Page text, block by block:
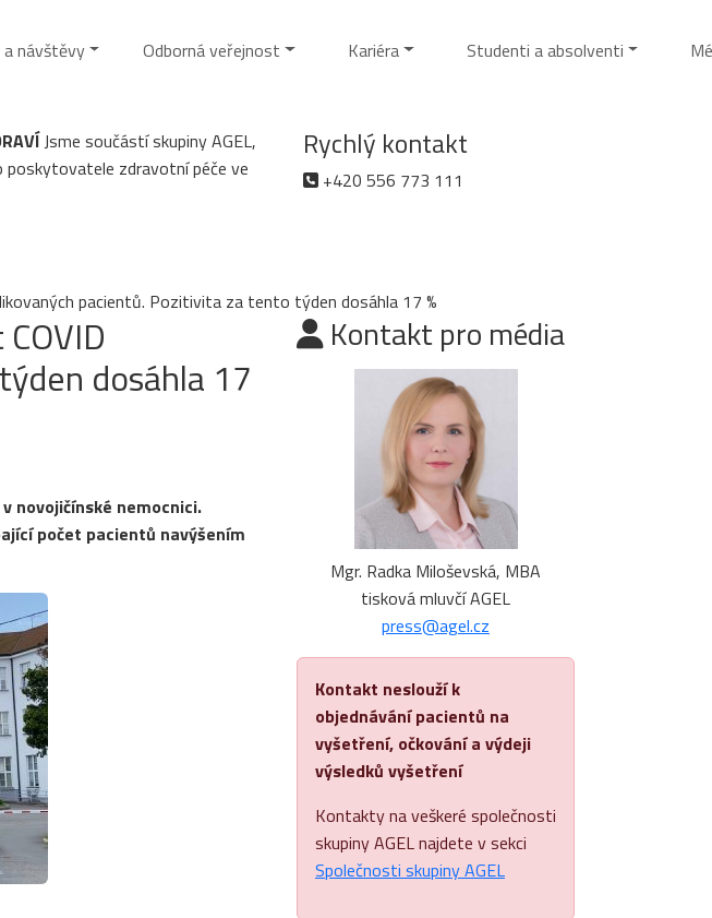
návštěvy Odborná veřejnost Kariéra Studenti a absolventi
Jsme součástí skupiny AGEL,
poskytovatele zdravotní péče ve
Rychlý kontakt
+420 556 773 111
pacientů. Pozitivita za tento týden dosáhla 17 %
dosáhla 17
novojičínské nemocnici.
počet pacientů navýšením
Kontakt pro média
Mgr. Radka Miloševská, MBA
tisková mluvčí AGEL
press@agel.cz
Kontakt neslouží k
objednávání pacientů na
vyšetření, očkování a výdeji
výsledků vyšetření
Kontakty na veškeré společnosti
skupiny AGEL najdete v sekci
Společnosti skupiny AGEL